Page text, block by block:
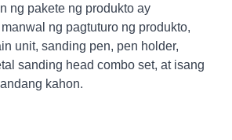
ng pakete ng produkto ay
ng pagtuturo ng produkto,
unit, sanding pen, pen holder,
sanding head combo set, at isang
kahon.